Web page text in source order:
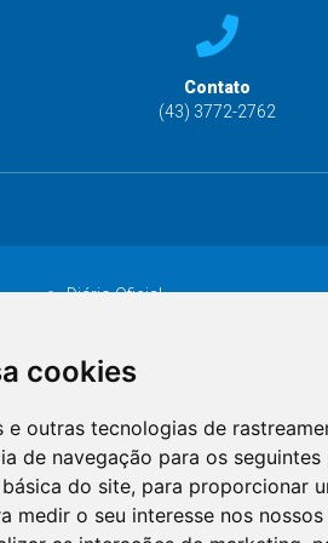
cookies
outras tecnologias de
de navegação para os
do site, para proporcionar
medir o seu interesse nos
Contato
(43) 3772-2762
Diário Oficial
Catalogo Eletrônico de Padronização